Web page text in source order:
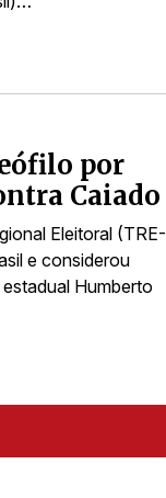
por
Caiado
Eleitoral (TRE-
e considerou
Humberto